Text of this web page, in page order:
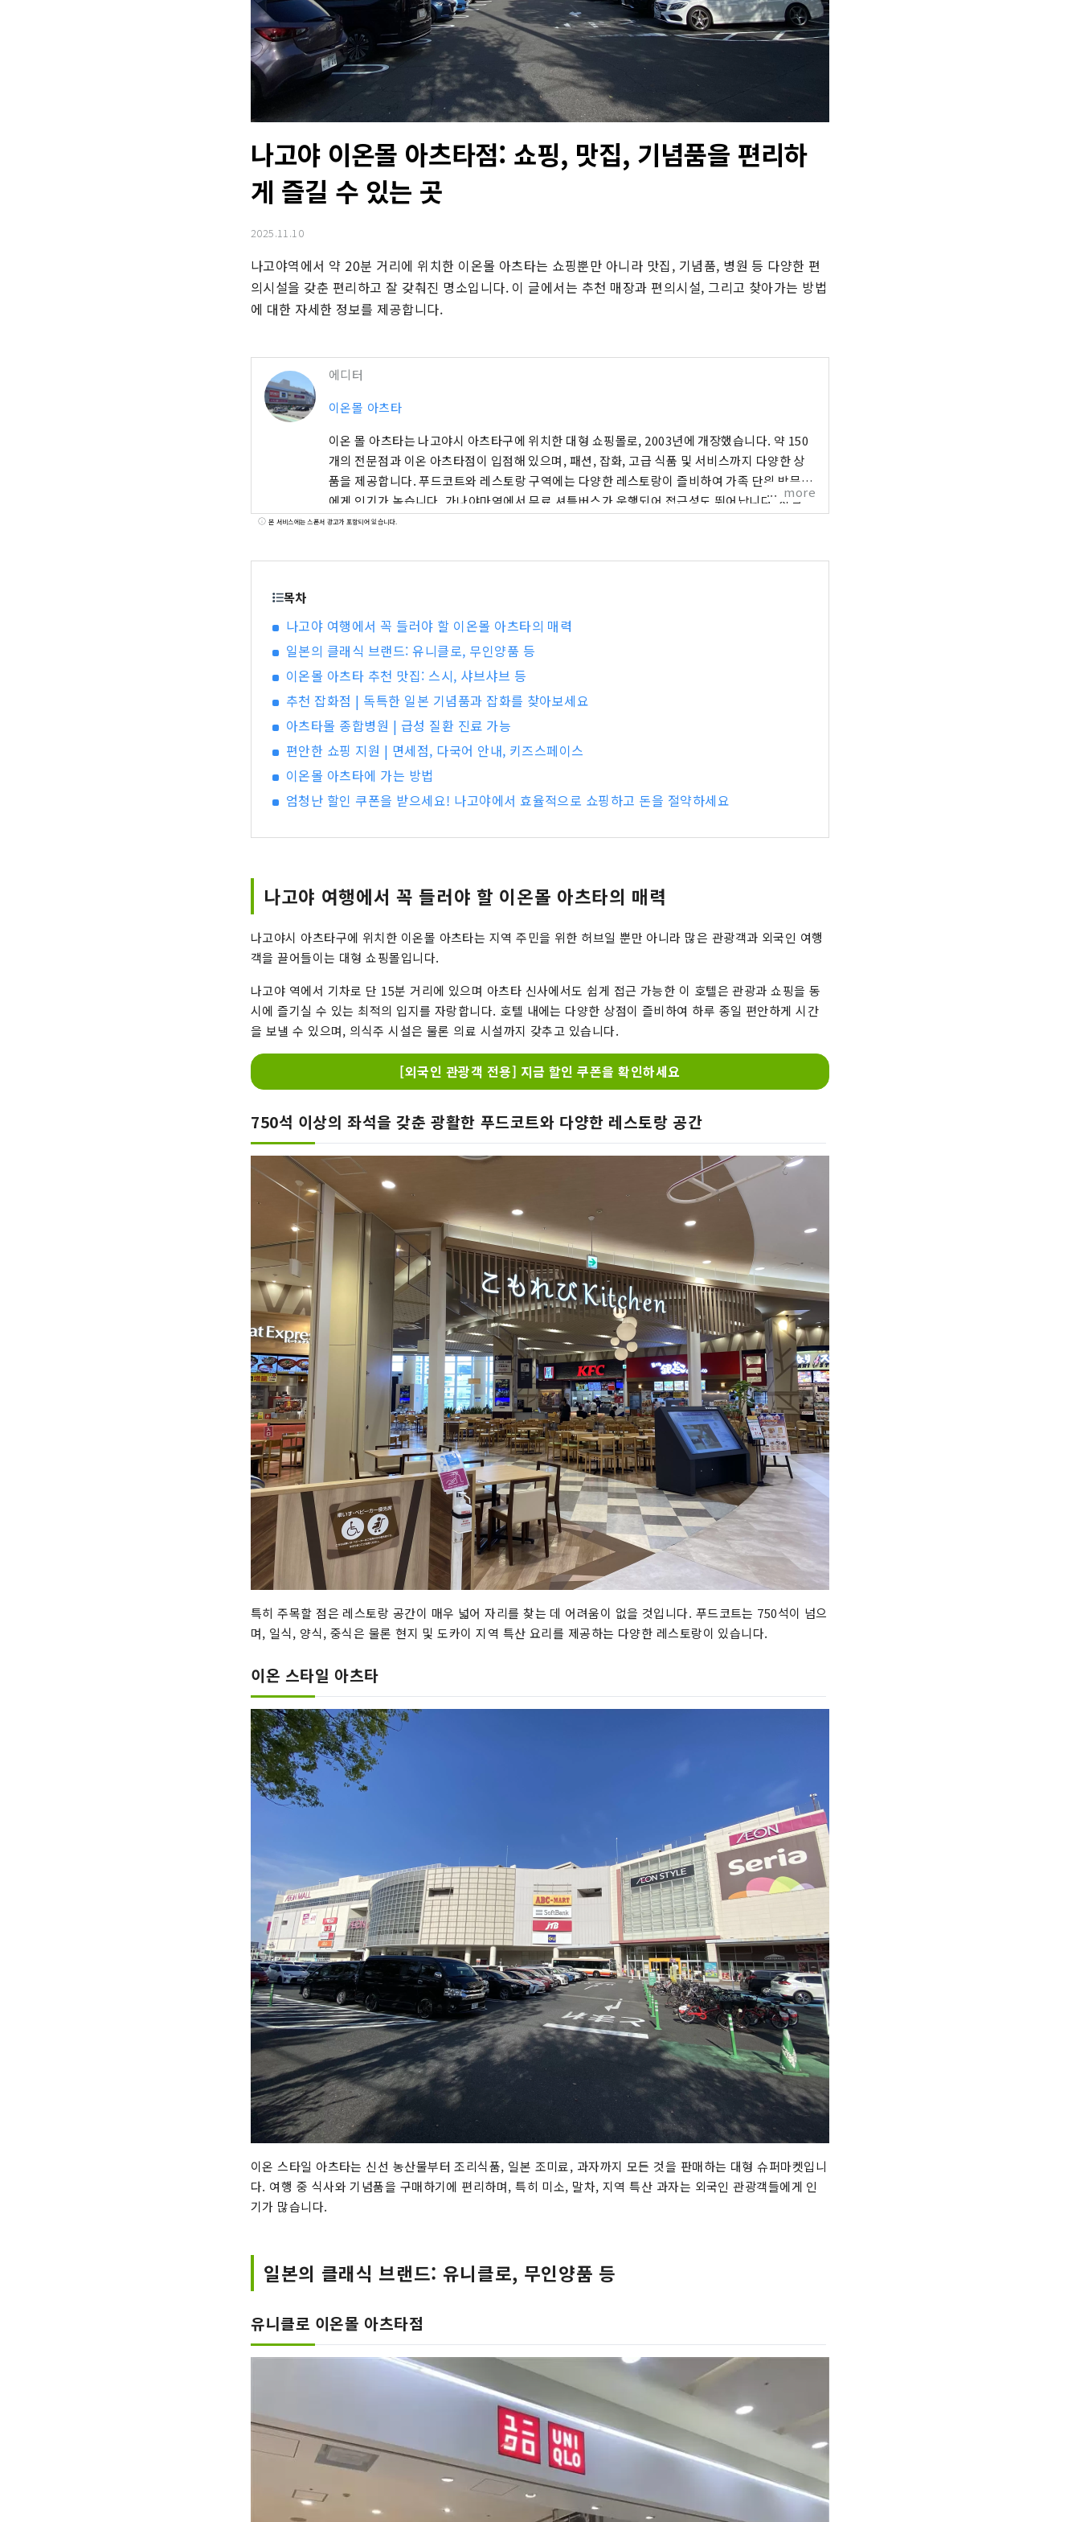
나고야 이온몰 아츠타점: 쇼핑, 맛집, 기념품을 편리하
게 즐길 수 있는 곳
2025.11.10
나고야역에서 약 20분 거리에 위치한 이온몰 아츠타는 쇼핑뿐만 아니라 맛집, 기념품, 병원 등 다양한 편
의시설을 갖춘 편리하고 잘 갖춰진 명소입니다. 이 글에서는 추천 매장과 편의시설, 그리고 찾아가는 방법
에 대한 자세한 정보를 제공합니다.
에디터
이온몰 아츠타
이온 몰 아츠타는 나고야시 아츠타구에 위치한 대형 쇼핑몰로, 2003년에 개장했습니다. 약 150
개의 전문점과 이온 아츠타점이 입점해 있으며, 패션, 잡화, 고급 식품 및 서비스까지 다양한 상
품을 제공합니다. 푸드코트와 레스토랑 구역에는 다양한 레스토랑이 즐비하여 가족 단위 방문객
에게 인기가 높습니다. 가나야마역에서 무료 셔틀버스가 운행되어 접근성도 뛰어납니다. 지역
사회와 깊은 유대감을 가진 "행복 몰"로 잘 알려져 있습니다.
more
본 서비스에는 스폰서 광고가 포함되어 있습니다.
목차
나고야 여행에서 꼭 들러야 할 이온몰 아츠타의 매력
일본의 클래식 브랜드: 유니클로, 무인양품 등
이온몰 아츠타 추천 맛집: 스시, 샤브샤브 등
추천 잡화점 | 독특한 일본 기념품과 잡화를 찾아보세요
아츠타몰 종합병원 | 급성 질환 진료 가능
편안한 쇼핑 지원 | 면세점, 다국어 안내, 키즈스페이스
이온몰 아츠타에 가는 방법
엄청난 할인 쿠폰을 받으세요! 나고야에서 효율적으로 쇼핑하고 돈을 절약하세요
나고야 여행에서 꼭 들러야 할 이온몰 아츠타의 매력
나고야시 아츠타구에 위치한 이온몰 아츠타는 지역 주민을 위한 허브일 뿐만 아니라 많은 관광객과 외국인 여행
객을 끌어들이는 대형 쇼핑몰입니다.
나고야 역에서 기차로 단 15분 거리에 있으며 아츠타 신사에서도 쉽게 접근 가능한 이 호텔은 관광과 쇼핑을 동
시에 즐기실 수 있는 최적의 입지를 자랑합니다. 호텔 내에는 다양한 상점이 즐비하여 하루 종일 편안하게 시간
을 보낼 수 있으며, 의식주 시설은 물론 의료 시설까지 갖추고 있습니다.
[외국인 관광객 전용] 지금 할인 쿠폰을 확인하세요
750석 이상의 좌석을 갖춘 광활한 푸드코트와 다양한 레스토랑 공간
특히 주목할 점은 레스토랑 공간이 매우 넓어 자리를 찾는 데 어려움이 없을 것입니다. 푸드코트는 750석이 넘으
며, 일식, 양식, 중식은 물론 현지 및 도카이 지역 특산 요리를 제공하는 다양한 레스토랑이 있습니다.
이온 스타일 아츠타
이온 스타일 아츠타는 신선 농산물부터 조리식품, 일본 조미료, 과자까지 모든 것을 판매하는 대형 슈퍼마켓입니
다. 여행 중 식사와 기념품을 구매하기에 편리하며, 특히 미소, 말차, 지역 특산 과자는 외국인 관광객들에게 인
기가 많습니다.
일본의 클래식 브랜드: 유니클로, 무인양품 등
유니클로 이온몰 아츠타점